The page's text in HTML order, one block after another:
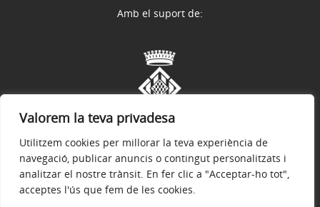
Valorem la teva privadesa
Utilitzem cookies per millorar la teva experiència de
navegació, publicar anuncis o contingut personalitzats i
analitzar el nostre trànsit. En fer clic a "Acceptar-ho tot",
acceptes l'ús que fem de les cookies.
Avís legal Política de privacitat
Amb el suport de: